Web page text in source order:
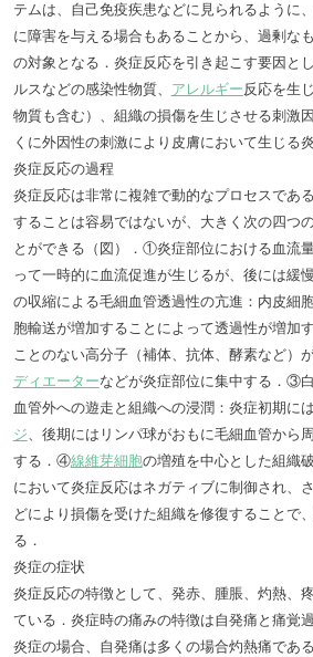
テムは、自己免疫疾患などに見られるように
に障害を与える場合もあることから、過剰な
の対象となる．炎症反応を引き起こす要因と
ルスなどの感染性物質、 アレルギー反応を生
物質も含む）、組織の損傷を生じさせる刺激
くに外因性の刺激により皮膚において生じる
炎症反応の過程
炎症反応は非常に複雑で動的なプロセスであ
することは容易ではないが、大きく次の四つ
とができる（図）．①炎症部位における血流
って一時的に血流促進が生じるが、後には緩
の収縮による毛細血管透過性の亢進：内皮細
胞輸送が増加することによって透過性が増加
ことのない高分子（補体、抗体、酵素など）
ディエーターなどが炎症部位に集中する．③
血管外への遊走と組織への浸潤：炎症初期に
ジ、後期にはリンパ球がおもに毛細血管から
する．④線維芽細胞の増殖を中心とした組織
において炎症反応はネガティブに制御され、
どにより損傷を受けた組織を修復することで
る．
炎症の症状
炎症反応の特徴として、発赤、腫脹、灼熱、
ている．炎症時の痛みの特徴は自発痛と痛覚
炎症の場合、自発痛は多くの場合灼熱痛であ